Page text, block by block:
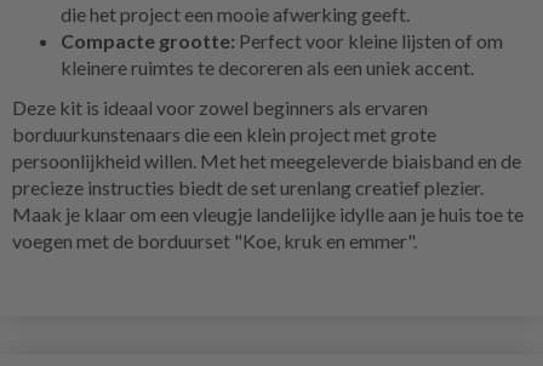
die het project een mooie afwerking geeft.
Compacte grootte: Perfect voor kleine lijsten of om
kleinere ruimtes te decoreren als een uniek accent.
Deze kit is ideaal voor zowel beginners als ervaren
borduurkunstenaars die een klein project met grote
persoonlijkheid willen. Met het meegeleverde biaisband en de
precieze instructies biedt de set urenlang creatief plezier.
Maak je klaar om een vleugje landelijke idylle aan je huis toe te
voegen met de borduurset "Koe, kruk en emmer".